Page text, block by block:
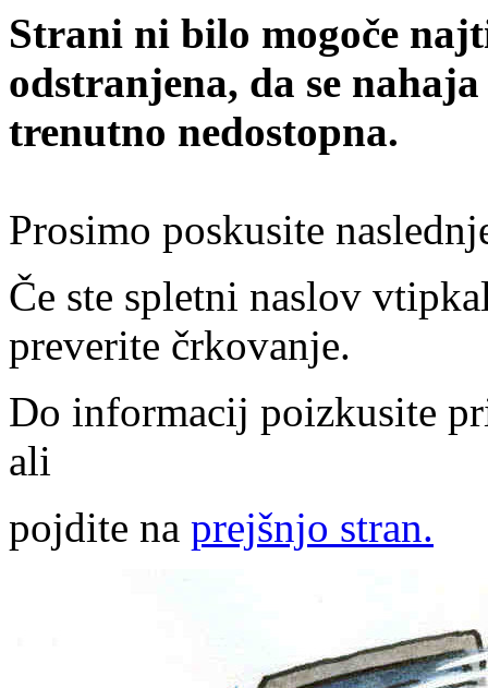
Strani ni bilo mogoče
odstranjena, da se
trenutno nedostopna.
Prosimo poskusite
Če ste spletni naslov
preverite črkovanje.
Do informacij poizkusite
ali
pojdite na prejšnjo stran.